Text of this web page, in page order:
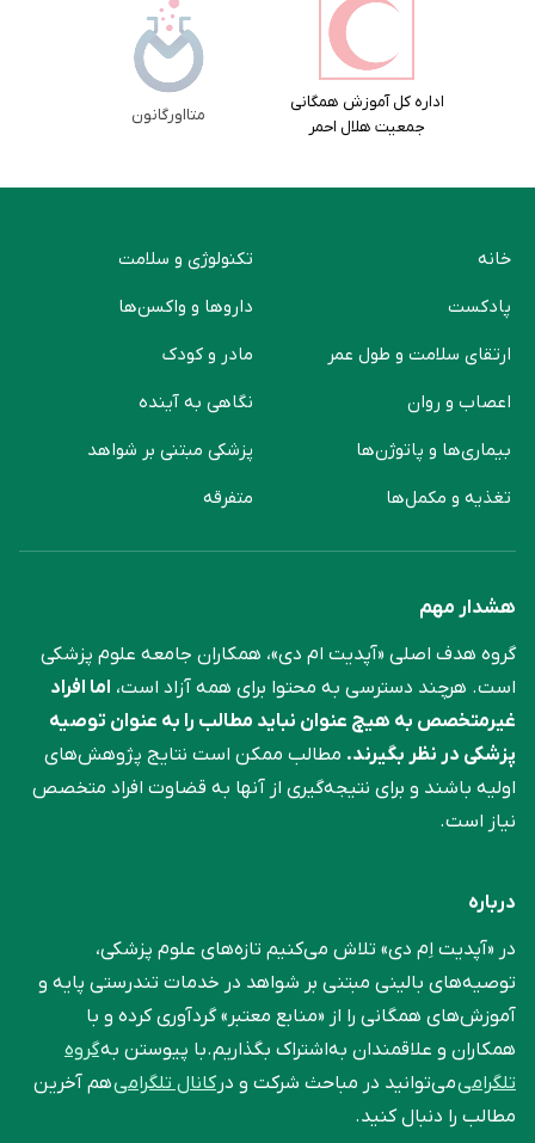
اداره کل آموزش همگانی
جمعیت هلال احمر
متااورگانون
خانه
پادکست
ارتقای سلامت و طول عمر
اعصاب و روان
بیماری‌ها و پاتوژن‌ها
تغذیه و مکمل‌ها
تکنولوژی و سلامت
دارو‌ها و واکسن‌ها
مادر و کودک
نگاهی به آینده
پزشکی مبتنی بر شواهد
متفرقه
هشدار مهم
گروه هدف اصلی «آپدیت ام دی»، همکاران جامعه علوم ‌پزشکی
است. هرچند دسترسی به محتوا برای همه آزاد است، اما افراد
غیرمتخصص به هیچ عنوان نباید مطالب را به عنوان توصیه
پزشکی در نظر بگیرند. مطالب ممکن است نتایج پژوهش‌های
اولیه باشند و برای نتیجه‌گیری از آنها به قضاوت افراد متخصص
نیاز است.
درباره
در «آپدیت اِم دی» تلاش می‌کنیم تازه‌های علوم پزشکی،
توصیه‌های بالینی مبتنی بر شواهد در خدمات تندرستی پایه و
آموزش‌های همگانی را از «منابع معتبر» گردآوری کرده و با
همکاران و علاقمندان به‌اشتراک بگذاریم.با پیوستن بهگروه
تلگرامیمی‌توانید در مباحث شرکت و درکانال تلگرامیهم آخرین
مطالب را دنبال کنید.